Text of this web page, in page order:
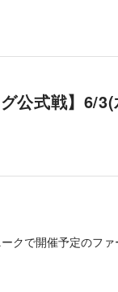
グ公式戦】6/
クで開催予定のフ